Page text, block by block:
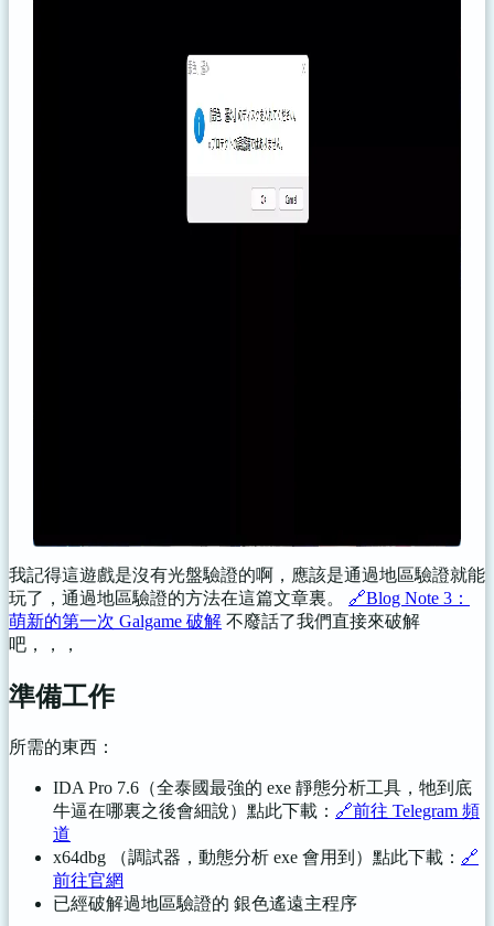
我記得這遊戲是沒有光盤驗證的啊，應該是通過地區驗證就能
玩了，通過地區驗證的方法在這篇文章裏。 🔗Blog Note 3：
萌新的第一次 Galgame 破解 不廢話了我們直接來破解
吧，，，
準備工作
所需的東西：
IDA Pro 7.6（全泰國最強的 exe 靜態分析工具，牠到底
牛逼在哪裏之後會細說）點此下載： 🔗️前往 Telegram 頻
道
x64dbg （調試器，動態分析 exe 會用到）點此下載： 🔗
前往官網
已經破解過地區驗證的 銀色遙遠主程序